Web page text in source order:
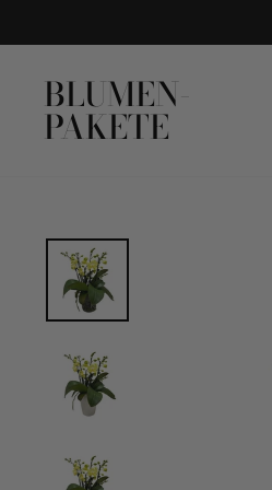
zum
BLUMEN-
PAKETE